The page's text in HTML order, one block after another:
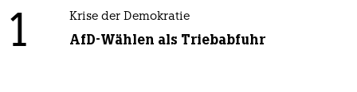
1 Krise der Demokratie
AfD-Wählen als Triebabfuhr